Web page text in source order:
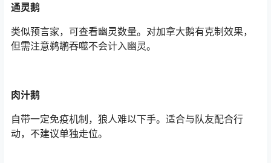
通灵鹅
类似预言家，可查看幽灵数量。对加拿大鹅有克制效果，
但需注意鹈鹕吞噬不会计入幽灵。
肉汁鹅
自带一定免疫机制，狼人难以下手。适合与队友配合行
动，不建议单独走位。